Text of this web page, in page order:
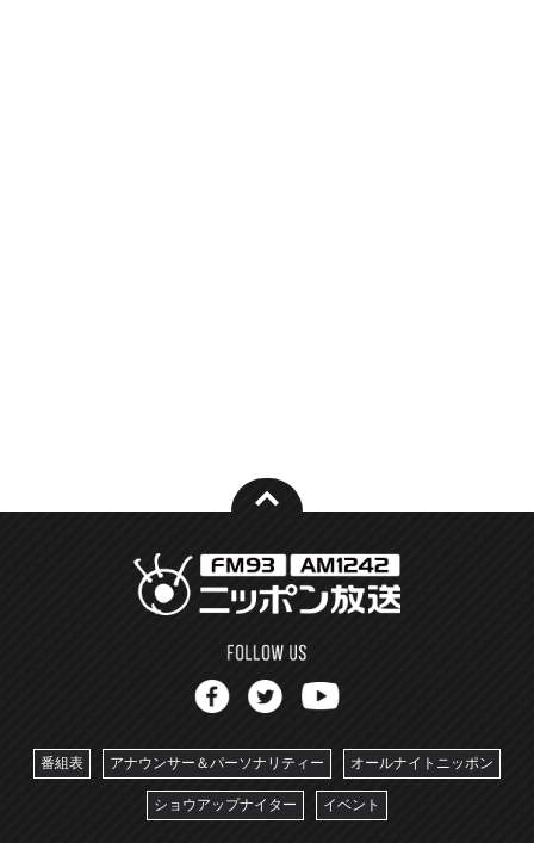
番組表 アナウンサー＆パーソナリティー オールナイトニッポン
ショウアップナイター イベント